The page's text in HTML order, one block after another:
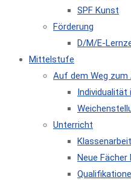
SPF Kunst
Förderung
D/M/E-
Mittelstufe
Auf dem Weg zum
Individualität
Unterricht
Neue Fächer